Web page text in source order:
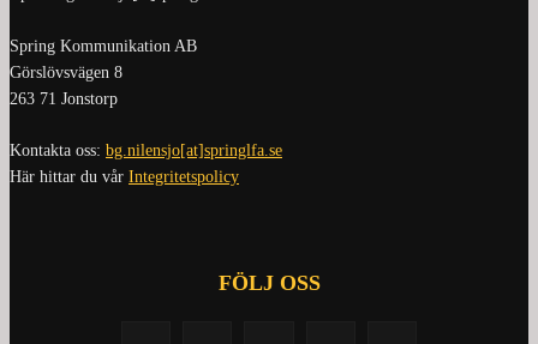
Spring Kommunikation AB
Görslövsvägen 8
263 71 Jonstorp
Kontakta oss: bg.nilensjo[at]springlfa.se
Här hittar du vår Integritetspolicy
FÖLJ OSS